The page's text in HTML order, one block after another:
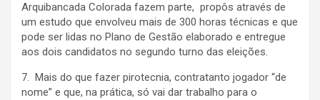
Arquibancada Colorada fazem parte, propôs através de
um estudo que envolveu mais de 300 horas técnicas e que
pode ser lidas no Plano de Gestão elaborado e entregue
aos dois candidatos no segundo turno das eleições.
7. Mais do que fazer pirotecnia, contratanto jogador “de
nome” e que, na prática, só vai dar trabalho para o